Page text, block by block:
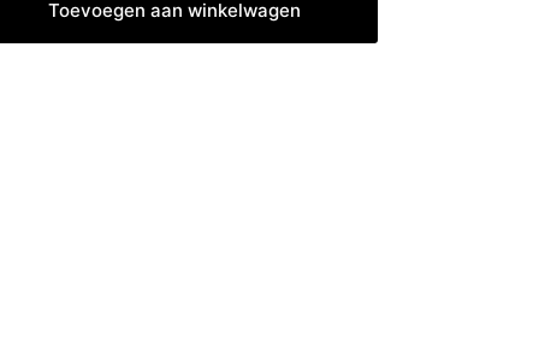
Toevoegen aan winkelwagen